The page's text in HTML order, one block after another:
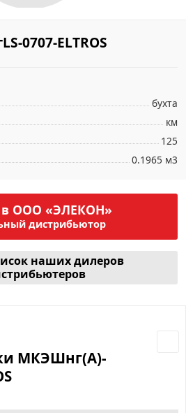
0707-ELTROS
бухта
км
125
0.1965 м3
ООО «ЭЛЕКОН»
дистрибьютор
наших дилеров
МКЭШнг(А)-